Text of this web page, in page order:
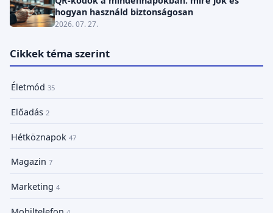
hogyan használd biztonságosan
2026. 07. 27.
Cikkek téma szerint
Életmód 35
Előadás 2
Hétköznapok 47
Magazin 7
Marketing 4